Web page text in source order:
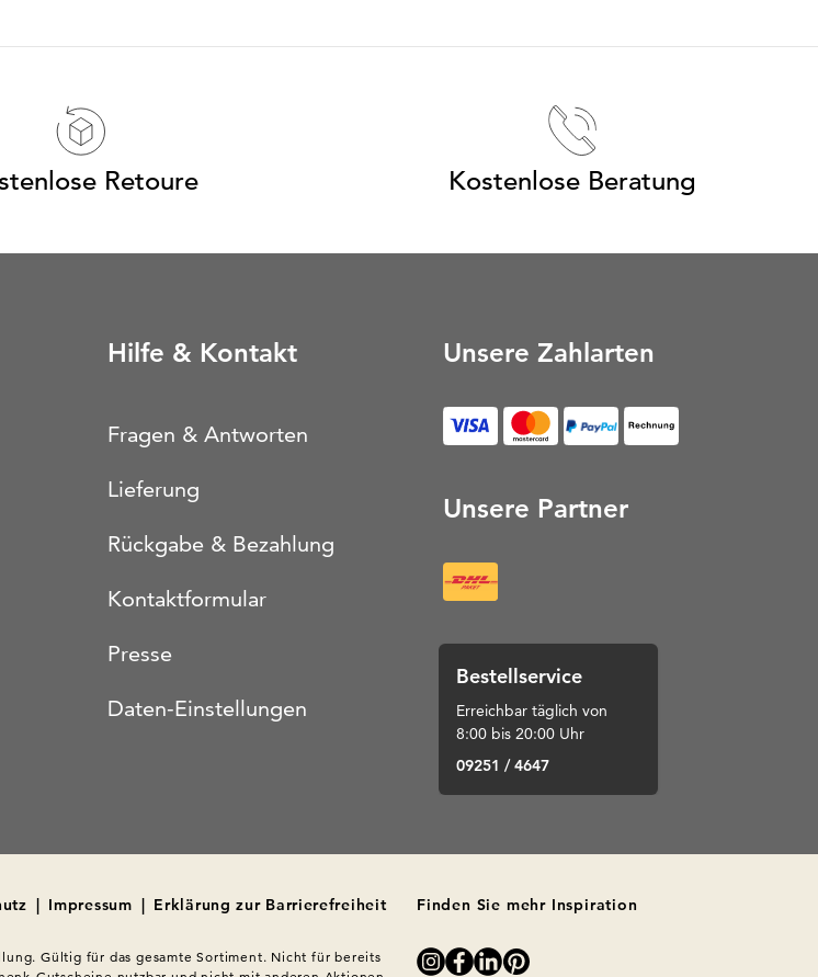
Retoure Kostenlose Beratung
Hilfe & Kontakt
Fragen & Antworten
Lieferung
Rückgabe & Bezahlung
Kontaktformular
Presse
Daten-Einstellungen
Unsere Zahlarten
Unsere Partner
Bestellservice
Erreichbar täglich von
8:00 bis 20:00 Uhr
09251 / 4647
| Impressum | Erklärung zur Barrierefreiheit
Gültig für das gesamte Sortiment. Nicht für bereits
Finden Sie mehr Inspiration